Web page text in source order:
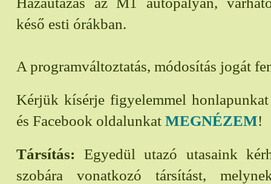
késő esti órákban.
A programváltoztatás, módosítás jogát
Kérjük kísérje figyelemmel
és Facebook oldalunkat MEGNÉZEM!
Társítás: Egyedül utazó utasaink
szobára vonatkozó társítást,